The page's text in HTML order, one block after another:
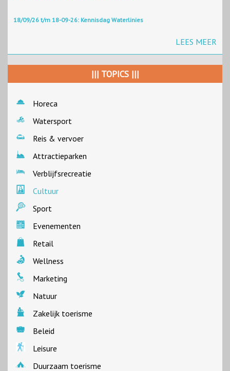
18/09/26 t/m 18-09-26: Kennisdag Waterlinies
LEES MEER
||| TOPICS |||
Horeca
Watersport
Reis & vervoer
Attractieparken
Verblijfsrecreatie
Cultuur
Sport
Evenementen
Retail
Wellness
Marketing
Natuur
Zakelijk toerisme
Beleid
Leisure
Duurzaam toerisme